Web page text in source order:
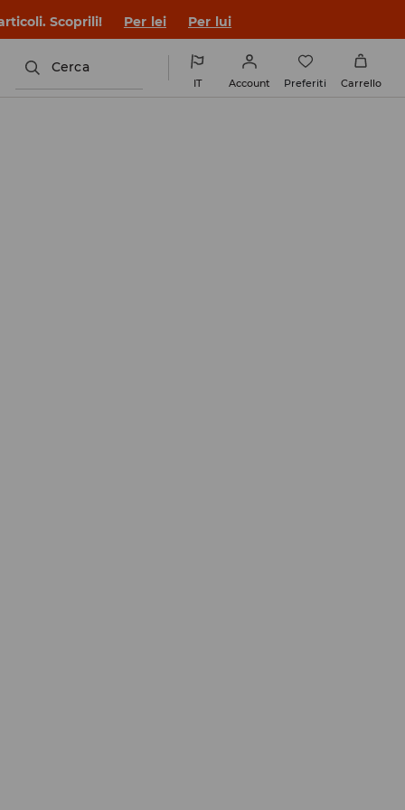
con un nuovo look! Per lei Per lui
Cerca
IT Account Preferiti Carrello